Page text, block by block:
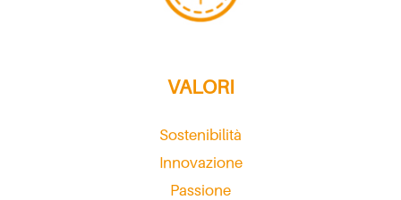
VALORI
Sostenibilità
Innovazione
Passione